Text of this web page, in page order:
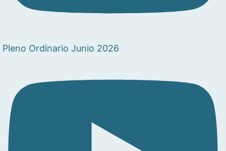
Pleno Ordinario Junio 2026